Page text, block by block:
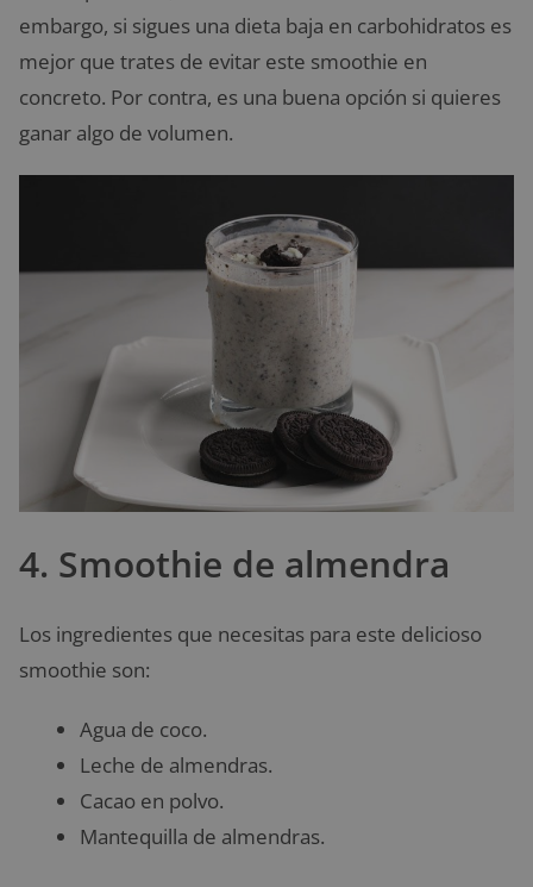
embargo, si sigues una dieta baja en carbohidratos es
mejor que trates de evitar este smoothie en
concreto. Por contra, es una buena opción si quieres
ganar algo de volumen.
4. Smoothie de almendra
Los ingredientes que necesitas para este delicioso
smoothie son:
Agua de coco.
Leche de almendras.
Cacao en polvo.
Mantequilla de almendras.